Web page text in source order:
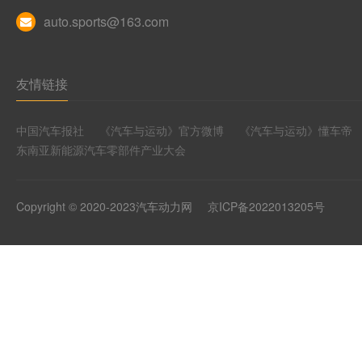
auto.sports@163.com
友情链接
中国汽车报社 《汽车与运动》官方微博
《汽车与运动》懂车帝
东南亚新能源汽车零部件产业大会
Copyright © 2020-2023汽车动力网 京ICP备2022013205号